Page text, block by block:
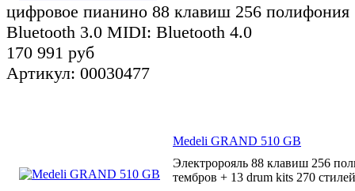
цифровое пианино 88 клавиш 256 полифония
Bluetooth 3.0 MIDI: Bluetooth 4.0
170 991 руб
Артикул: 00030477
Medeli GRAND 510 GB
Электророяль 88 клавиш 256
тембров + 13 drum kits 270 стилей